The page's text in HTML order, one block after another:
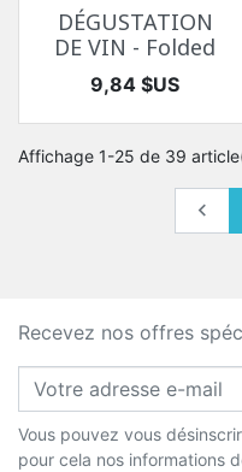
DÉGUSTATION
DE VIN - Folded
Prix
9,84 $US
Affichage 1-25 de 39

Recevez nos offres
Vous pouvez vous
pour cela nos informations